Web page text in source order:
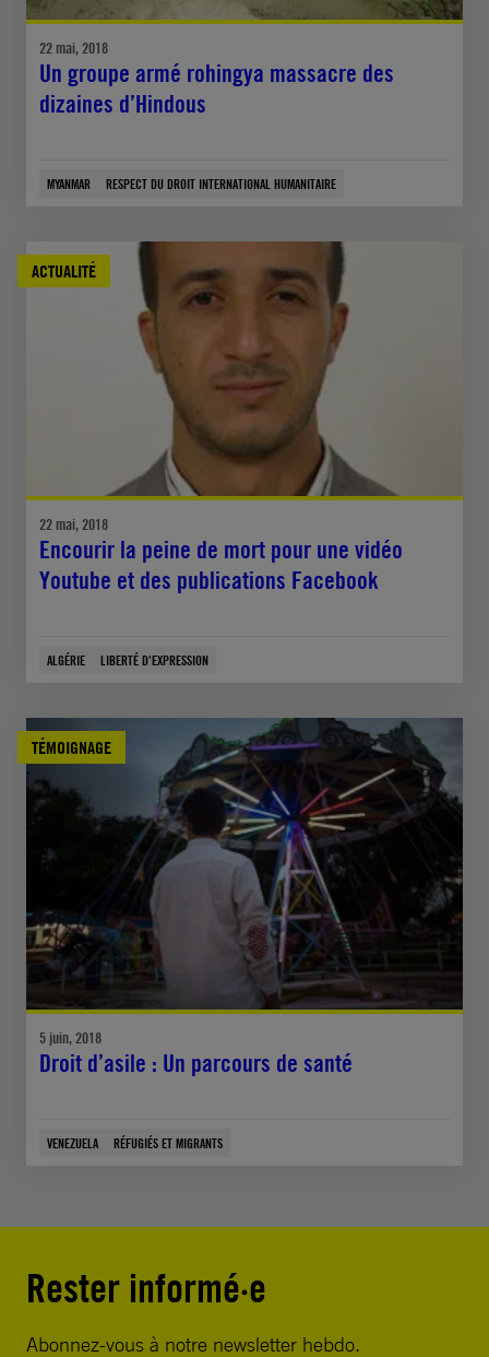
22 mai, 2018
Un groupe armé rohingya massacre des
dizaines d’Hindous
MYANMAR RESPECT DU DROIT INTERNATIONAL HUMANITAIRE
ACTUALITÉ
22 mai, 2018
Encourir la peine de mort pour une vidéo
Youtube et des publications Facebook
ALGÉRIE LIBERTÉ D'EXPRESSION
TÉMOIGNAGE
5 juin, 2018
Droit d’asile : Un parcours de santé
VENEZUELA RÉFUGIÉS ET MIGRANTS
Rester informé·e
Abonnez-vous à notre newsletter hebdo.